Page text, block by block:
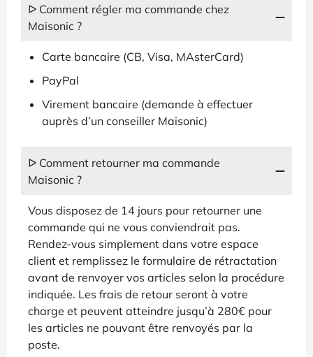
ᐅ Comment régler ma commande chez
Maisonic ?
Carte bancaire (CB, Visa, MAsterCard)
PayPal
Virement bancaire (demande à effectuer
auprès d’un conseiller Maisonic)
ᐅ Comment retourner ma commande
Maisonic ?
Vous disposez de 14 jours pour retourner une
commande qui ne vous conviendrait pas.
Rendez-vous simplement dans votre espace
client et remplissez le formulaire de rétractation
avant de renvoyer vos articles selon la procédure
indiquée. Les frais de retour seront à votre
charge et peuvent atteindre jusqu’à 280€ pour
les articles ne pouvant être renvoyés par la
poste.